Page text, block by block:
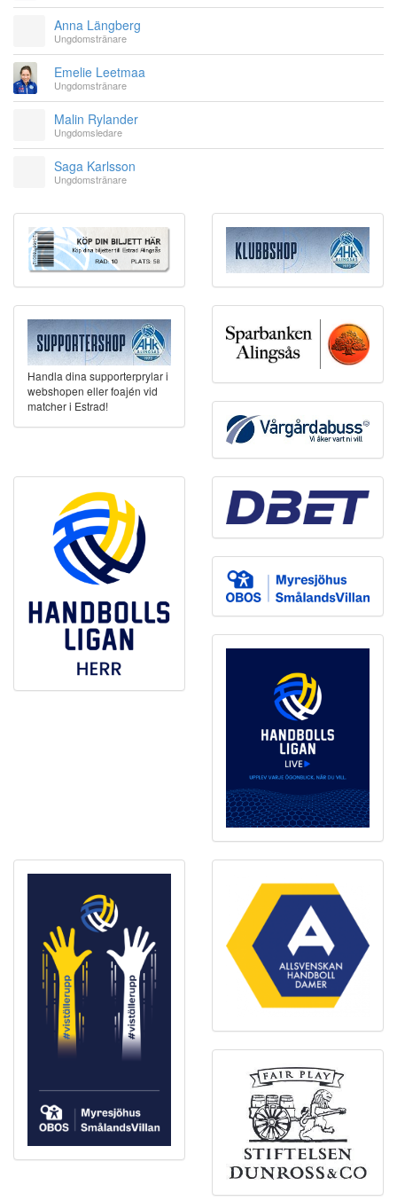
Anna Längberg
Ungdomstränare
Emelie Leetmaa
Ungdomstränare
Malin Rylander
Ungdomsledare
Saga Karlsson
Ungdomstränare
Handla dina supporterprylar i
webshopen eller foajén vid
matcher i Estrad!